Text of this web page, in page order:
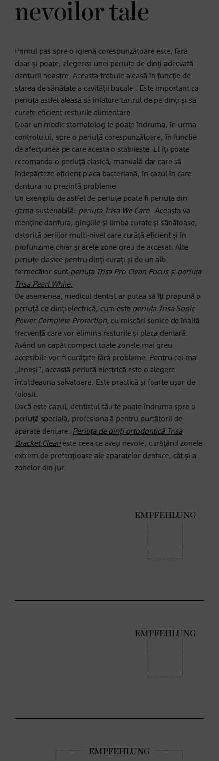
nevoilor tale
Primul pas spre o igienă corespunzătoare este, fără
doar și poate, alegerea unei periuțe de dinți adecvată
danturii noastre. Aceasta trebuie aleasă în funcție de
starea de sănătate a cavității bucale . Este important ca
periuța astfel aleasă să înlăture tartrul de pe dinți și să
curețe eficient resturile alimentare.
Doar un medic stomatolog te poate îndruma, în urma
controlului, spre o periuță corespunzătoare, în funcție
de afecțiunea pe care acesta o stabilește. El îți poate
recomanda o periuță clasică, manuală dar care să
îndepărteze eficient placa bacteriană, în cazul în care
dantura nu prezintă probleme.
Un exemplu de astfel de periuțe poate fi periuța din
gama sustenabilă: periuța Trisa We Care . Aceasta va
menține dantura, gingiile și limba curate și sănătoase,
datorită periilor multi-nivel care curăță eficient și în
profunzime chiar și acele zone greu de accesat. Alte
periuțe clasice pentru dinți curați și de un alb
fermecător sunt periuța Trisa Pro Clean Focus și periuța
Trisa Pearl White.
De asemenea, medicul dentist ar putea să îți propună o
periuță de dinți electrică, cum este periuța Trisa Sonic
Power Complete Protection, cu mișcări sonice de înaltă
frecvență care vor elimina resturile și placa dentară.
Având un capăt compact toate zonele mai greu
accesibile vor fi curățate fără probleme. Pentru cei mai
„leneși”, această periuță electrică este o alegere
întotdeauna salvatoare. Este practică și foarte ușor de
folosit.
Dacă este cazul, dentistul tău te poate îndruma spre o
periuță specială, profesională pentru purtătorii de
aparate dentare. Periuța de dinți ortodontică Trisa
Bracket Clean este ceea ce aveți nevoie, curățând zonele
extrem de pretențioase ale aparatelor dentare, cât și a
zonelor din jur.